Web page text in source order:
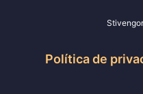
Política de